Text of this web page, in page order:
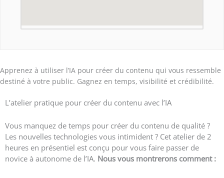
Apprenez à utiliser l’IA pour créer du contenu qui vous ressemble
destiné à votre public. Gagnez en temps, visibilité et crédibilité.
L’atelier pratique pour créer du contenu avec l’IA
Vous manquez de temps pour créer du contenu de qualité ?
Les nouvelles technologies vous intimident ? Cet atelier de 2
heures en présentiel est conçu pour vous faire passer de
novice à autonome de l’IA. Nous vous montrerons comment :